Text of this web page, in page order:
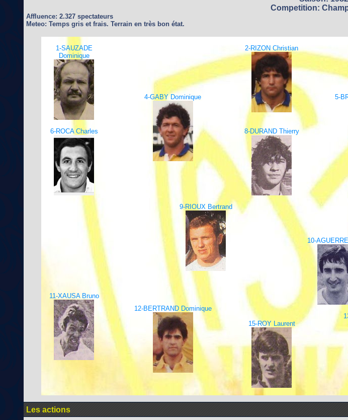
Competition:
Affluence: 2.327 spectateurs
Meteo: Temps gris et frais. Terrain en très bon état.
1-SAUZADE
Dominique
2-RIZON Christian
4-GABY Dominique 5-
6-ROCA Charles 8-DURAND Thierry
9-RIOUX Bertrand
10-
11-XAUSA Bruno
12-BERTRAND Dominique
15-ROY Laurent
Les actions